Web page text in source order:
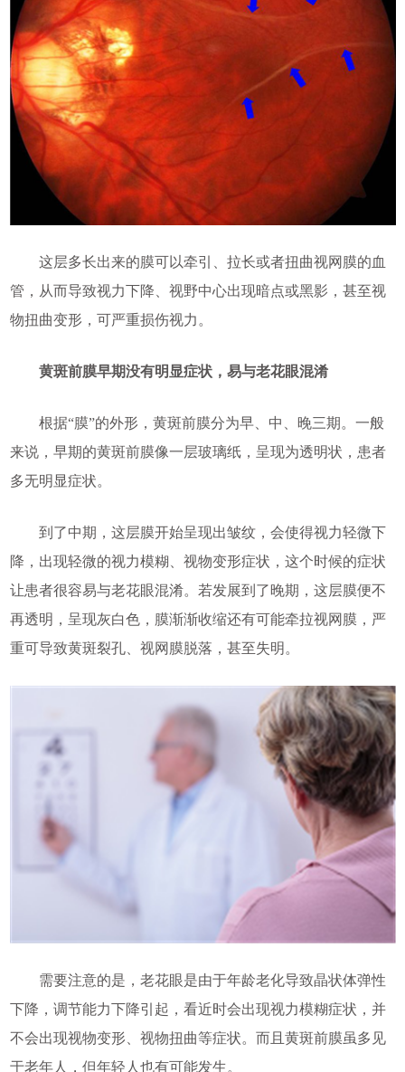
这层多长出来的膜可以牵引、拉长或者扭曲视网膜的血
管，从而导致视力下降、视野中心出现暗点或黑影，甚至视
物扭曲变形，可严重损伤视力。
黄斑前膜早期没有明显症状，易与老花眼混淆
根据“膜”的外形，黄斑前膜分为早、中、晚三期。一般
来说，早期的黄斑前膜像一层玻璃纸，呈现为透明状，患者
多无明显症状。
到了中期，这层膜开始呈现出皱纹，会使得视力轻微下
降，出现轻微的视力模糊、视物变形症状，这个时候的症状
让患者很容易与老花眼混淆。若发展到了晚期，这层膜便不
再透明，呈现灰白色，膜渐渐收缩还有可能牵拉视网膜，严
重可导致黄斑裂孔、视网膜脱落，甚至失明。
需要注意的是，老花眼是由于年龄老化导致晶状体弹性
下降，调节能力下降引起，看近时会出现视力模糊症状，并
不会出现视物变形、视物扭曲等症状。而且黄斑前膜虽多见
于老年人，但年轻人也有可能发生。